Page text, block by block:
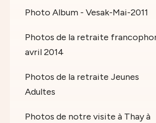
Photo Album - Vesak-Mai-2011
Photos de la retraite
avril 2014
Photos de la retraite Jeunes
Adultes
Photos de notre visite à Thay à